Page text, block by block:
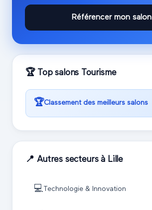
Référencer mon salon
🏆 Top salons Tourisme
🏆Classement des meilleurs salons
📍 Autres secteurs à Lille
💻 Technologie & Innovation